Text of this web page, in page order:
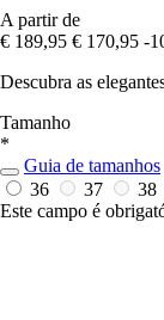
A partir de
€ 189,95 € 170,95 -
Descubra as
Tamanho
*
Guia de tamanhos
36
37 38
Este campo é